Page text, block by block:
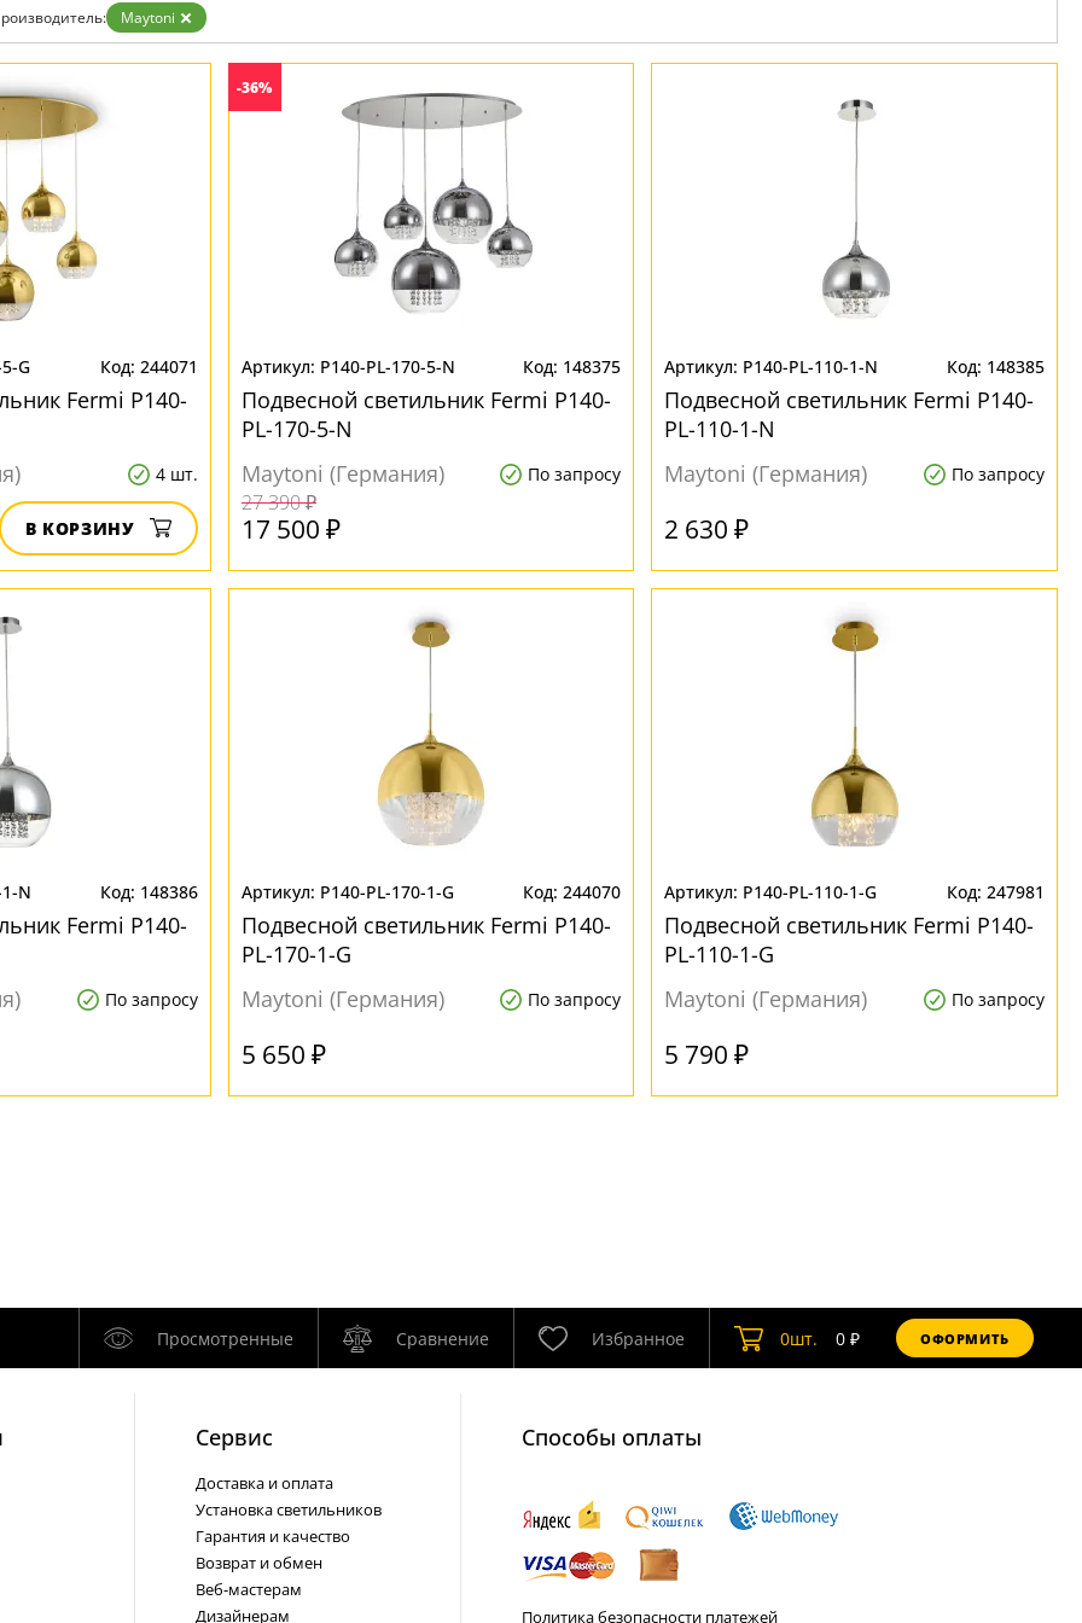
Золото
Прозрачные
Хром
Maytoni
G 244071
Fermi P140-
4 шт.
В КОРЗИНУ
-36%
P140-PL-170-5-N 148375
Подвесной светильник Fermi P140-
PL-170-5-N
Maytoni (Германия)
По запросу
27 390 ₽
17 500 ₽
P140-PL-110-1-N 148385
Подвесной светильник Fermi P140-
PL-110-1-N
Maytoni (Германия)
По запросу
2 630 ₽
N 148386
Fermi P140-
По запросу
P140-PL-170-1-G 244070
Подвесной светильник Fermi P140-
PL-170-1-G
Maytoni (Германия)
По запросу
5 650 ₽
P140-PL-110-1-G 247981
Подвесной светильник Fermi P140-
PL-110-1-G
Maytoni (Германия)
По запросу
5 790 ₽
Просмотренные Сравнение Избранное 0шт. 0₽ ОФОРМИТЬ
Cервис
Доставка и оплата
Установка светильников
Гарантия и качество
Возврат и обмен
Веб-мастерам
Дизайнерам
Способы оплаты
Политика безопасности платежей